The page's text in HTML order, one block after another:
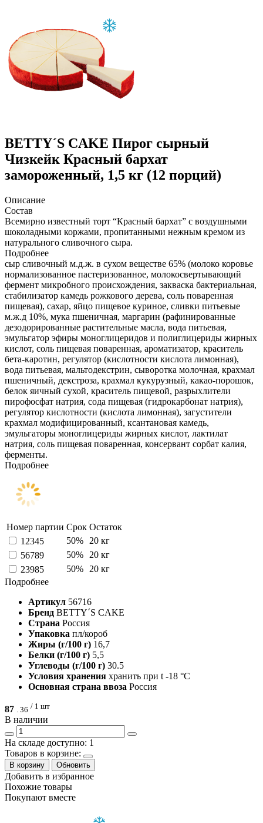
BETTY´S CAKE Пирог сырный
Чизкейк Красный бархат
замороженный, 1,5 кг (12 порций)
Описание
Состав
Всемирно известный торт “Красный бархат” с воздушными
шоколадными коржами, пропитанными нежным кремом из
натурального сливочного сыра.
Подробнее
сыр сливочный м.д.ж. в сухом веществе 65% (молоко коровье
нормализованное пастеризованное, молокосвертывающий
фермент микробного происхождения, закваска бактериальная,
стабилизатор камедь рожкового дерева, соль поваренная
пищевая), сахар, яйцо пищевое куриное, сливки питьевые
м.ж.д 10%, мука пшеничная, маргарин (рафинированные
дезодорированные растительные масла, вода питьевая,
эмульгатор эфиры моноглицеридов и полиглицериды жирных
кислот, соль пищевая поваренная, ароматизатор, краситель
бета-каротин, регулятор (кислотности кислота лимонная),
вода питьевая, мальтодекстрин, сыворотка молочная, крахмал
пшеничный, декстроза, крахмал кукурузный, какао-порошок,
белок яичный сухой, краситель пищевой, разрыхлители
пирофосфат натрия, сода пищевая (гидрокарбонат натрия),
регулятор кислотности (кислота лимонная), загустители
крахмал модифицированный, ксантановая камедь,
эмульгаторы моноглицериды жирных кислот, лактилат
натрия, соль пищевая поваренная, консервант сорбат калия,
ферменты.
Подробнее
Номер партии Срок Остаток
12345
50%
20 кг
56789
50%
20 кг
23985
50%
20 кг
Подробнее
Артикул 56716
Бренд BETTY´S CAKE
Страна Россия
Упаковка пл/короб
Жиры (г/100 г) 16,7
Белки (г/100 г) 5,5
Углеводы (г/100 г) 30.5
Условия хранения хранить при t -18 °C
Основная страна ввоза Россия
87 . 36 / 1 шт
В наличии
На складе доступно: 1
Товаров в корзине:
В корзину Обновить
Добавить в избранное
Похожие товары
Покупают вместе